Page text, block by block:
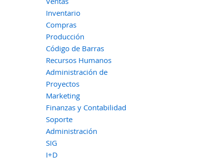
Inventario
Compras
Producción
Código de Barras
Recursos Humanos
Administración de
Proyectos
Marketing
Finanzas y Contabilidad
Soporte
Administración
SIG
I+D